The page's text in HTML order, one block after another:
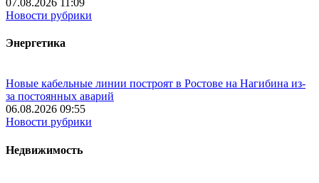
Новости рубрики
Энергетика
Новые кабельные линии построят в Ростове на Нагибина из-
за постоянных аварий
06.08.2026 09:55
Новости рубрики
Недвижимость